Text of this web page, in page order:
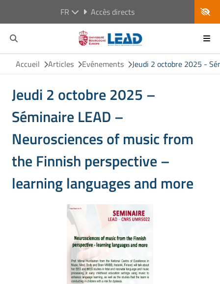
FR Accès directs
Accueil Articles Evénements Jeudi 2 octobre 2025 -
Jeudi 2 octobre 2025 –
Séminaire LEAD –
Neurosciences of music from
the Finnish perspective –
learning languages and more